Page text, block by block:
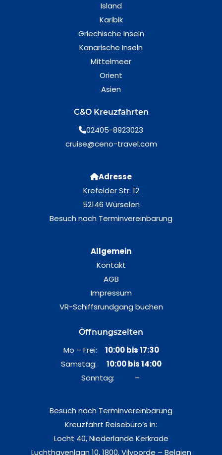
Island
Karibik
Griechische Inseln
Kanarische Inseln
Mittelmeer
Orient
Asien
C&O Kreuzfahrten
02405-8923023
cruise@ceno-travel.com
Adresse
Krefelder Str. 12
52146 Würselen
Besuch nach Terminvereinbarung
Allgemein
Kontakt
AGB
Impressum
VR-Schiffsrundgang buchen
Öffnungszeiten
Mo – Frei: 10:00 bis 17:30
Samstag: 10:00 bis 14:00
Sonntag: –
Besuch nach Terminvereinbarung
Kreuzfahrt Reisebüro’s in:
Locht 40, Niederlande Kerkrade
Luchthavenlaan 10, 1800, Vilvoorde – Belgien